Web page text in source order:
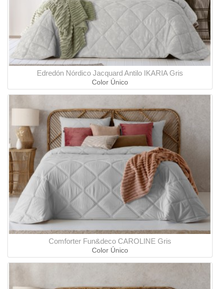
Edredón Nórdico Jacquard Antilo IKARIA Gris
Color Único
Comforter Fun&deco CAROLINE Gris
Color Único